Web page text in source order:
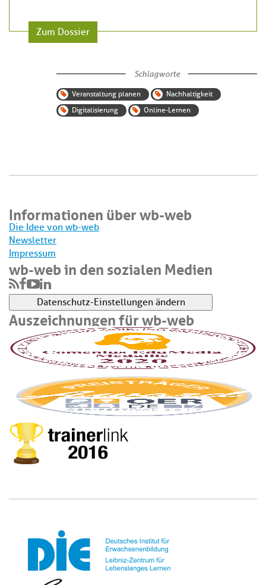
Zum Dossier
Schlagworte
Veranstaltung planen
Nachhaltigkeit
Digitalisierung
Online-Lernen
Informationen über wb-web
Die Idee von wb-web
Newsletter
Impressum
wb-web in den sozialen Medien
Datenschutz-Einstellungen ändern
Auszeichnungen für wb-web